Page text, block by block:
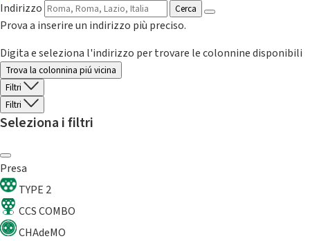
Indirizzo
Cerca
Prova a inserire un indirizzo più preciso.
Digita e seleziona l'indirizzo per trovare le colonnine disponibili
Trova la colonnina piú vicina
Filtri
Filtri
Seleziona i filtri
Presa
TYPE 2
CCS COMBO
CHAdeMO